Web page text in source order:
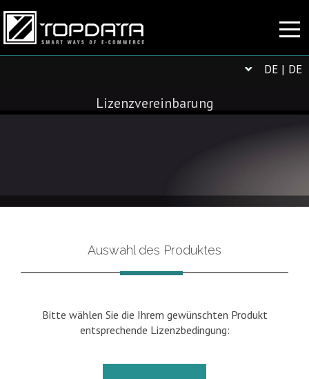
DE | DE
Lizenzvereinbarung
Auswahl des Produktes
Bitte wählen Sie die Ihrem gewünschten Produkt
entsprechende Lizenzbedingung: